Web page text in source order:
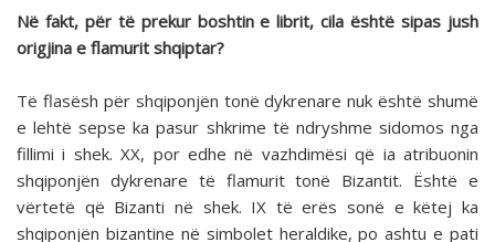
Në fakt, për të prekur boshtin e librit, cila është sipas jush
origjina e flamurit shqiptar?
Të flasësh për shqiponjën tonë dykrenare nuk është shumë
e lehtë sepse ka pasur shkrime të ndryshme sidomos nga
fillimi i shek. XX, por edhe në vazhdimësi që ia atribuonin
shqiponjën dykrenare të flamurit tonë Bizantit. Është e
vërtetë që Bizanti në shek. IX të erës sonë e këtej ka
shqiponjën bizantine në simbolet heraldike, po ashtu e pati